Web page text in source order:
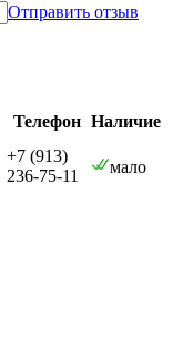
Отправить отзыв
Телефон Наличие
+7 (913)
236-75-11
мало